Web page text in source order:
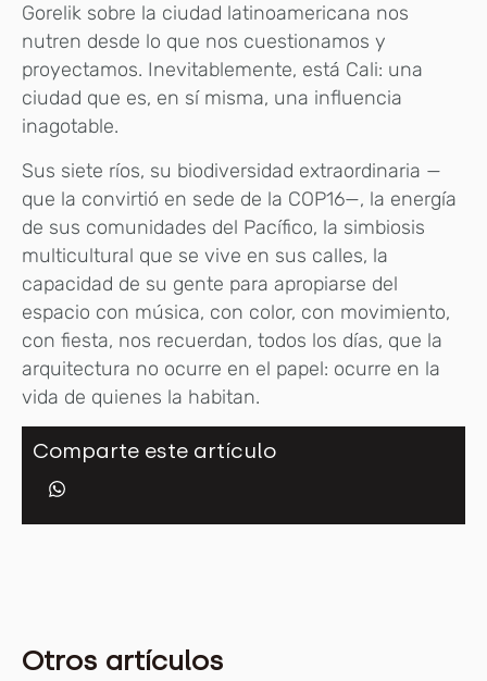
Gorelik sobre la ciudad latinoamericana nos
nutren desde lo que nos cuestionamos y
proyectamos. Inevitablemente, está Cali: una
ciudad que es, en sí misma, una influencia
inagotable.
Sus siete ríos, su biodiversidad extraordinaria —
que la convirtió en sede de la COP16—, la energía
de sus comunidades del Pacífico, la simbiosis
multicultural que se vive en sus calles, la
capacidad de su gente para apropiarse del
espacio con música, con color, con movimiento,
con fiesta, nos recuerdan, todos los días, que la
arquitectura no ocurre en el papel: ocurre en la
vida de quienes la habitan.
Comparte este artículo
Otros artículos